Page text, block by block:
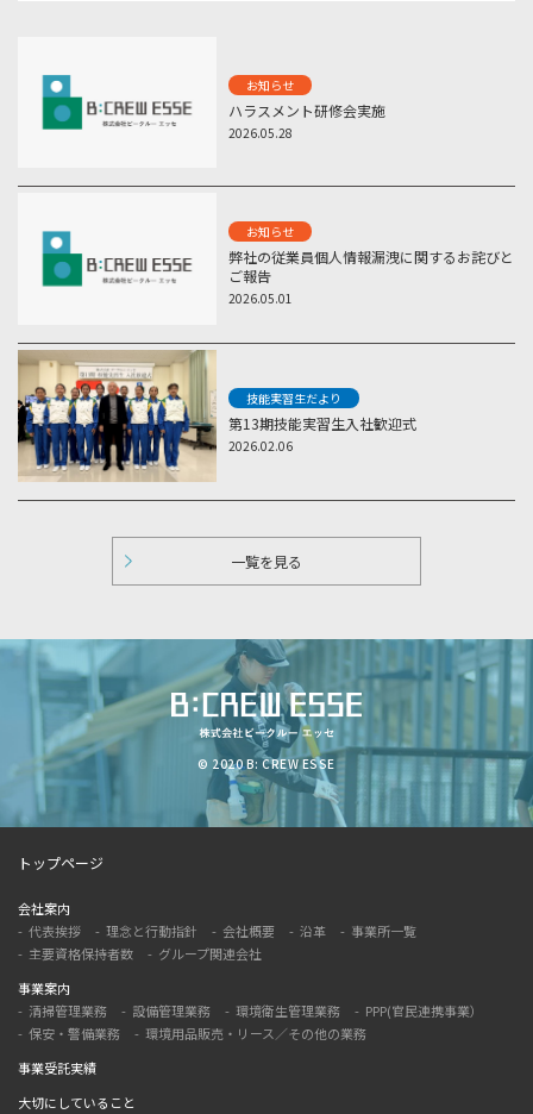
お知らせ
ハラスメント研修会実施
2026.05.28
お知らせ
弊社の従業員個人情報漏洩に関するお詫びと
ご報告
2026.05.01
技能実習生だより
第13期技能実習生入社歓迎式
2026.02.06
一覧を見る
© 2020 B: CREW ESSE
トップページ
会社案内
代表挨拶
理念と行動指針 会社概要 沿革
事業所一覧
主要資格保持者数
グループ関連会社
事業案内
清掃管理業務
設備管理業務 環境衛生管理業務
PPP(官民連携事業）
保安・警備業務
環境用品販売・リース／その他の業務
事業受託実績
大切にしていること